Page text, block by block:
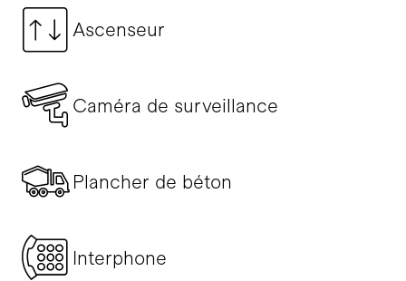
Ascenseur
Caméra de surveillance
Plancher de béton
Interphone